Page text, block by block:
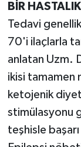
BİR
Tedavi
70'i ilaçlarla
anlatan Uzm.
ikisi tamamen
ketojenik
stimülasyonu
teşhisle